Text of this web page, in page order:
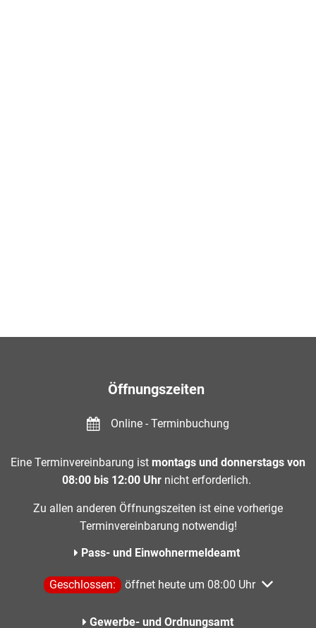
Öffnungszeiten
Online - Terminbuchung
Eine Terminvereinbarung ist montags und donnerstags von
08:00 bis 12:00 Uhr nicht erforderlich.
Zu allen anderen Öffnungszeiten ist eine vorherige
Terminvereinbarung notwendig!
Pass- und Einwohnermeldeamt
Klicken, um weitere Öffnungs- oder Schließzeiten
Geschlossen: öffnet heute um 08:00 Uhr
Gewerbe- und Ordnungsamt